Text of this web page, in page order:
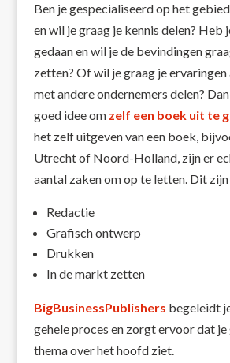
Ben je gespecialiseerd op het
en wil je graag je kennis delen? Heb
gedaan en wil je de bevindingen
zetten? Of wil je graag je ervaringen
met andere ondernemers delen?
goed idee om zelf een boek uit te
het zelf uitgeven van een boek,
Utrecht of Noord-Holland, zijn er
aantal zaken om op te letten. Dit
Redactie
Grafisch ontwerp
Drukken
In de markt zetten
BigBusinessPublishers begeleidt
gehele proces en zorgt ervoor dat je
thema over het hoofd ziet.